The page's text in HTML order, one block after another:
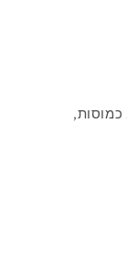
המוצר מגיע באריזה גדולה במיוחד של 180 כמוסות,